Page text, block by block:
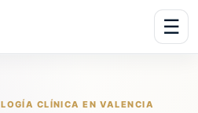
☰
CLÍNICA EN VALENCIA